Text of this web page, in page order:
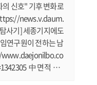
신호" 기후 변화로
news.v.daum.
사기] 세종기지에도
연구원이 전하는 남
www.daejonilbo.co
中면적 3배